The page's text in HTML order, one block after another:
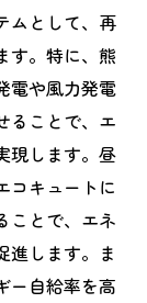
ムとして、再
す。特に、熊
電や風力発電
ることで、エ
現します。昼
コキュートに
ことで、エネ
進します。ま
ー自給率を高